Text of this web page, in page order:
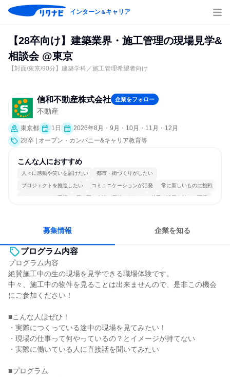
インターン＆キャリア
【28卒向け】建築業界・施工管理の現場見学&
相談会 @東京
【対面/東京/90分】建築学科／施工管理希望者向け
信和不動産株式会社 企業をフォロー
不動産
東京都 1日
2026年8月・9月・10月・11月・12月
28卒 | オープン・カンパニー&キャリア教育等
こんな人におすすめ
人々に感動や笑いを届けたい 都市・街づくりがしたい
プロジェクトを推進したい コミュニケーションが活発 常に新しいものに挑戦
チームワークを重視 長く同じ会社に居続けられる 若手が裁量を持てる環境
募集情報 企業を知る
プログラム内容
プログラム内容
絶賛施工中の生の現場を見学できる職場体験です。
中々、施工中の物件を見ることは出来ませんので、是非この機会
にご参加ください！
■こんな人はぜひ！
・実際につくっている途中の現場を見てみたい！
・現場の仕事って何やっているの？とイメージが持てない
・実際に働いている人に直接話を聞いてみたい
■プログラム